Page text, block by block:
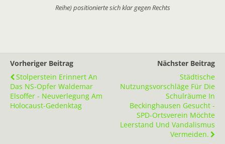
Reihe) positionierte sich klar gegen Rechts
Vorheriger Beitrag
Stolperstein Erinnert An
Das NS-Opfer Waldemar
Elsoffer - Neuverlegung Am
Holocaust-Gedenktag
Nächster Beitrag
Städtische
Nutzungsvorschläge Für Die
Schulräume In
Beckinghausen Gesucht -
SPD-Ortsverein Möchte
Leerstand Und Vandalismus
Vermeiden.